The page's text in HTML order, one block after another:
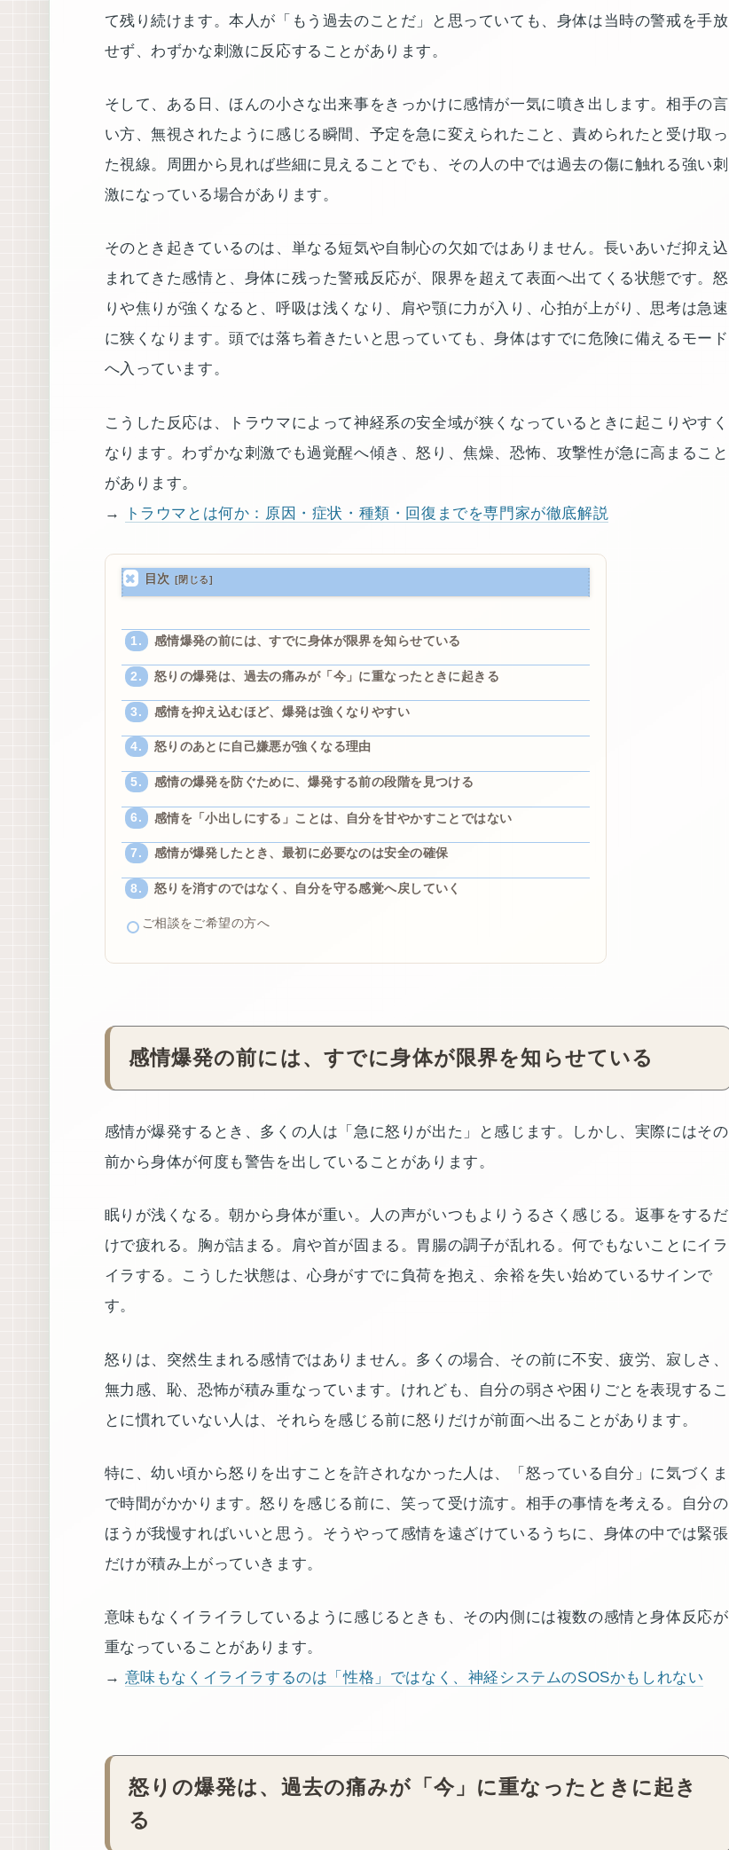
て残り続けます。本人が「もう過去のことだ」と思っていても、身体は当時の警戒を手放
せず、わずかな刺激に反応することがあります。
そして、ある日、ほんの小さな出来事をきっかけに感情が一気に噴き出します。相手の言
い方、無視されたように感じる瞬間、予定を急に変えられたこと、責められたと受け取っ
た視線。周囲から見れば些細に見えることでも、その人の中では過去の傷に触れる強い刺
激になっている場合があります。
そのとき起きているのは、単なる短気や自制心の欠如ではありません。長いあいだ抑え込
まれてきた感情と、身体に残った警戒反応が、限界を超えて表面へ出てくる状態です。怒
りや焦りが強くなると、呼吸は浅くなり、肩や顎に力が入り、心拍が上がり、思考は急速
に狭くなります。頭では落ち着きたいと思っていても、身体はすでに危険に備えるモード
へ入っています。
こうした反応は、トラウマによって神経系の安全域が狭くなっているときに起こりやすく
なります。わずかな刺激でも過覚醒へ傾き、怒り、焦燥、恐怖、攻撃性が急に高まること
があります。
→
トラウマとは何か：原因・症状・種類・回復までを専門家が徹底解説
目次
感情爆発の前には、すでに身体が限界を知らせている
怒りの爆発は、過去の痛みが「今」に重なったときに起きる
感情を抑え込むほど、爆発は強くなりやすい
怒りのあとに自己嫌悪が強くなる理由
感情の爆発を防ぐために、爆発する前の段階を見つける
感情を「小出しにする」ことは、自分を甘やかすことではない
感情が爆発したとき、最初に必要なのは安全の確保
怒りを消すのではなく、自分を守る感覚へ戻していく
ご相談をご希望の方へ
感情爆発の前には、すでに身体が限界を知らせている
感情が爆発するとき、多くの人は「急に怒りが出た」と感じます。しかし、実際にはその
前から身体が何度も警告を出していることがあります。
眠りが浅くなる。朝から身体が重い。人の声がいつもよりうるさく感じる。返事をするだ
けで疲れる。胸が詰まる。肩や首が固まる。胃腸の調子が乱れる。何でもないことにイラ
イラする。こうした状態は、心身がすでに負荷を抱え、余裕を失い始めているサインで
す。
怒りは、突然生まれる感情ではありません。多くの場合、その前に不安、疲労、寂しさ、
無力感、恥、恐怖が積み重なっています。けれども、自分の弱さや困りごとを表現するこ
とに慣れていない人は、それらを感じる前に怒りだけが前面へ出ることがあります。
特に、幼い頃から怒りを出すことを許されなかった人は、「怒っている自分」に気づくま
で時間がかかります。怒りを感じる前に、笑って受け流す。相手の事情を考える。自分の
ほうが我慢すればいいと思う。そうやって感情を遠ざけているうちに、身体の中では緊張
だけが積み上がっていきます。
意味もなくイライラしているように感じるときも、その内側には複数の感情と身体反応が
重なっていることがあります。
→ 意味もなくイライラするのは「性格」ではなく、神経システムのSOSかもしれない
怒りの爆発は、過去の痛みが「今」に重なったときに起き
る